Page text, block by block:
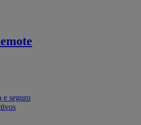
e seguro